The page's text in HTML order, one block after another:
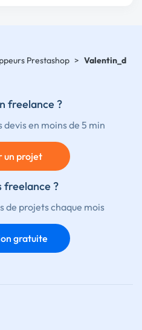
Prestashop > Valentin_d
freelance ?
en moins de 5 min
un projet
freelance ?
de projets chaque mois
gratuite